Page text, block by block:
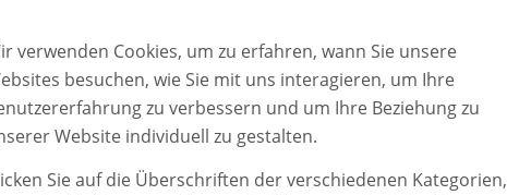
verwenden Cookies, um zu erfahren, wann Sie unsere
besuchen, wie Sie mit uns interagieren, um Ihre
zu verbessern und um Ihre Beziehung zu
Website individuell zu gestalten.
Sie auf die Überschriften der verschiedenen Kategorien,